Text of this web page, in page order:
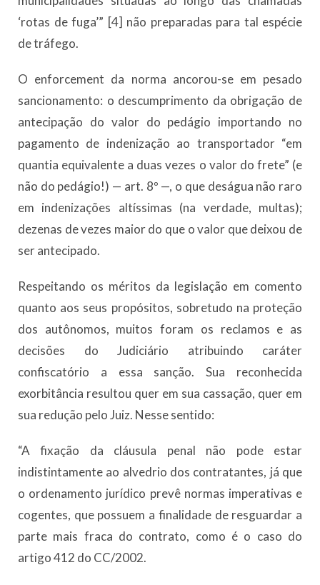
‘rotas de fuga’” [4] não preparadas para tal espécie
de tráfego.
O enforcement da norma ancorou-se em pesado
sancionamento: o descumprimento da obrigação de
antecipação do valor do pedágio importando no
pagamento de indenização ao transportador “em
quantia equivalente a duas vezes o valor do frete” (e
não do pedágio!) — art. 8º —, o que deságua não raro
em indenizações altíssimas (na verdade, multas);
dezenas de vezes maior do que o valor que deixou de
ser antecipado.
Respeitando os méritos da legislação em comento
quanto aos seus propósitos, sobretudo na proteção
dos autônomos, muitos foram os reclamos e as
decisões do Judiciário atribuindo caráter
confiscatório a essa sanção. Sua reconhecida
exorbitância resultou quer em sua cassação, quer em
sua redução pelo Juiz. Nesse sentido:
“A fixação da cláusula penal não pode estar
indistintamente ao alvedrio dos contratantes, já que
o ordenamento jurídico prevê normas imperativas e
cogentes, que possuem a finalidade de resguardar a
parte mais fraca do contrato, como é o caso do
artigo 412 do CC/2002.